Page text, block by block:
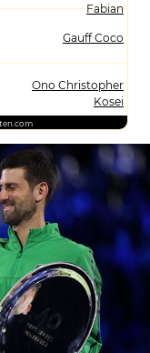
Fabian
Gauff Coco
Ono Christopher
Kosei